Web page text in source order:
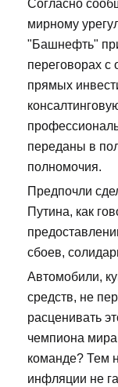
Согласно
мирному
"Башнефть"
переговорах с
прямых
переданы в
полномочия.
Предпочли
Путина, как
сбоев,
Автомобили,
средств, не
расценивать
чемпиона
команде? Тем
инфляции не